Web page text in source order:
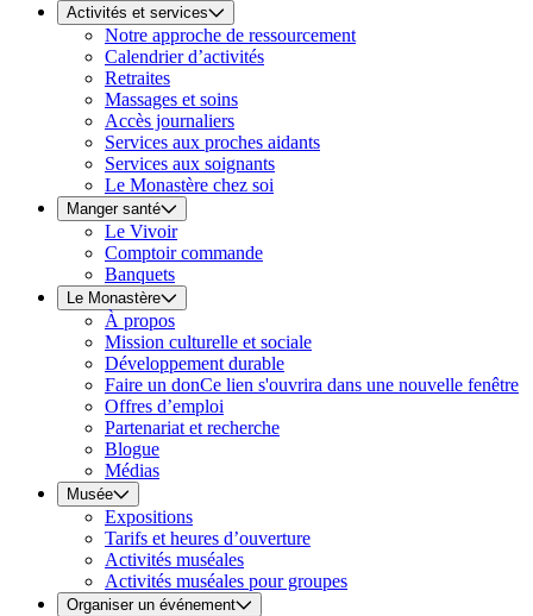
Activités et services
Notre approche de ressourcement
Calendrier d’activités
Retraites
Massages et soins
Accès journaliers
Services aux proches aidants
Services aux soignants
Le Monastère chez soi
Manger santé
Le Vivoir
Comptoir commande
Banquets
Le Monastère
À propos
Mission culturelle et sociale
Développement durable
Faire un donCe lien s'ouvrira dans une nouvelle fenêtre
Offres d’emploi
Partenariat et recherche
Blogue
Médias
Musée
Expositions
Tarifs et heures d’ouverture
Activités muséales
Activités muséales pour groupes
Organiser un événement